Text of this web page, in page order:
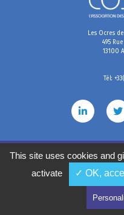
Les Ocres
495
13100
Tél:
Mentions légales Conditions générales de
2020© COSMED,
This site uses cookies and
activate
✓ OK,